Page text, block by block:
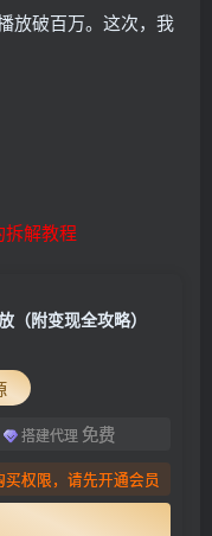
放破百万。这次，我
解教程
（附变现全攻略）
搭建代理 免费
买权限，请先开通会员